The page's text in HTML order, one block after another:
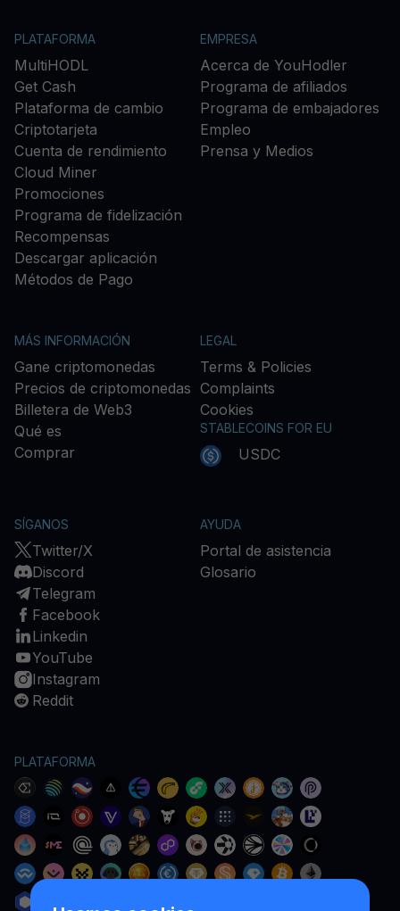
PLATAFORMA
MultiHODL
Get Cash
Plataforma de cambio
Criptotarjeta
Cuenta de rendimiento
Cloud Miner
Promociones
Programa de fidelización
Recompensas
Descargar aplicación
Métodos de Pago
EMPRESA
Acerca de YouHodler
Programa de afiliados
Programa de embajadores
Empleo
Prensa y Medios
MÁS INFORMACIÓN
Gane criptomonedas
Precios de criptomonedas
Billetera de Web3
Qué es
Comprar
LEGAL
Terms & Policies
Complaints
Cookies
STABLECOINS FOR EU
USDC
SÍGANOS
Twitter/X
Discord
Telegram
Facebook
Linkedin
YouTube
Instagram
Reddit
AYUDA
Portal de asistencia
Glosario
PLATAFORMA